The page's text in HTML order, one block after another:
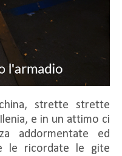
strette strette
e in un attimo ci
addormentate ed
le ricordate le gite